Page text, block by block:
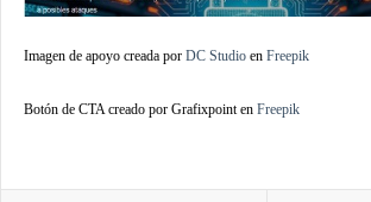
Imagen de apoyo creada por DC Studio en Freepik
Botón de CTA creado por Grafixpoint en Freepik